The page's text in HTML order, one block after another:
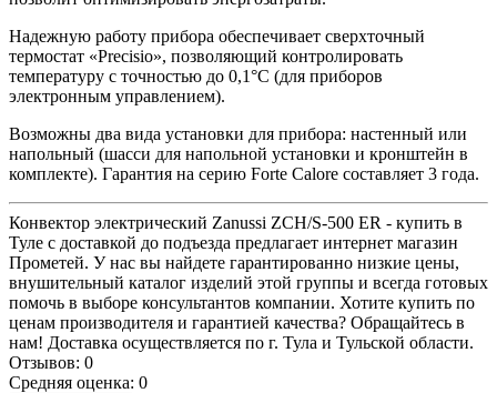
Надежную работу прибора обеспечивает сверхточный
термостат «Precisio», позволяющий контролировать
температуру с точностью до 0,1°С (для приборов
электронным управлением).
Возможны два вида установки для прибора: настенный или
напольный (шасси для напольной установки и кронштейн в
комплекте). Гарантия на серию Forte Calore составляет 3 года.
Конвектор электрический Zanussi ZCH/S-500 ER - купить в
Туле с доставкой до подъезда предлагает интернет магазин
Прометей. У нас вы найдете гарантированно низкие цены,
внушительный каталог изделий этой группы и всегда готовых
помочь в выборе консультантов компании. Хотите купить по
ценам производителя и гарантией качества? Обращайтесь в
нам! Доставка осуществляется по г. Тула и Тульской области.
Отзывов: 0
Средняя оценка: 0